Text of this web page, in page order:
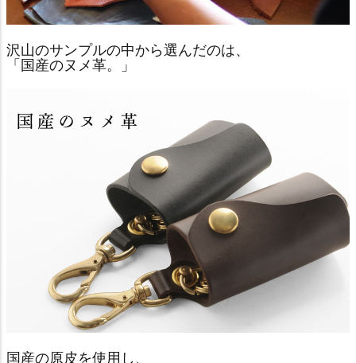
沢山のサンプルの中から選んだのは、
「国産のヌメ革。」
国産の原皮を使用し、